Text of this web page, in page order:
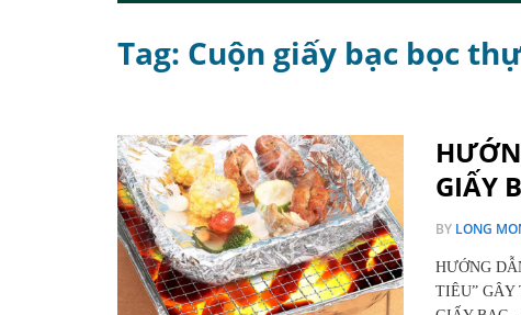
Tag: Cuộn giấy bạc bọc
GIẤY
BY LONG
HƯỚNG
TIÊU” GÂY